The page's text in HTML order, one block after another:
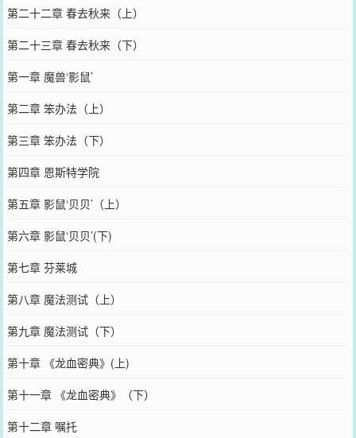
第二十二章 春去秋来（上）
第二十三章 春去秋来（下）
第一章 魔兽‘影鼠’
第二章 笨办法（上）
第三章 笨办法（下）
第四章 恩斯特学院
第五章 影鼠‘贝贝’（上）
第六章 影鼠‘贝贝’(下)
第七章 芬莱城
第八章 魔法测试（上）
第九章 魔法测试（下）
第十章 《龙血密典》(上)
第十一章 《龙血密典》（下）
第十二章 嘱托